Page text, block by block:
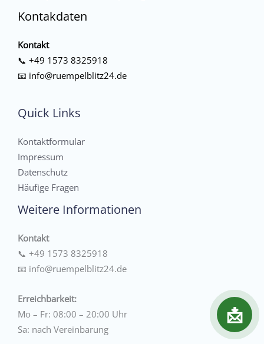
📩
Kontakdaten
Kontakt
📞 +49 1573 8325918
📧 info@ruempelblitz24.de
Quick Links
Kontaktformular
Impressum
Datenschutz
Häufige Fragen
Weitere Informationen
Kontakt
📞 +49 1573 8325918
📧 info@ruempelblitz24.de
Erreichbarkeit:
Mo – Fr: 08:00 – 20:00 Uhr
Sa: nach Vereinbarung